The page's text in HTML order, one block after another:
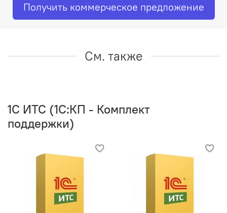
Получить коммерческое предложение
См. также
1C ИТС (1С:КП - Комплект
поддержки)